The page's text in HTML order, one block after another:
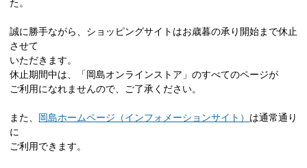
た。
誠に勝手ながら、ショッピングサイトはお歳暮の承り開始まで休止
させて
いただきます。
休止期間中は、「岡島オンラインストア」のすべてのページが
ご利用になれませんので、ご了承ください。
また、 岡島ホームページ（インフォメーションサイト） は通常通り
に
ご利用できます。